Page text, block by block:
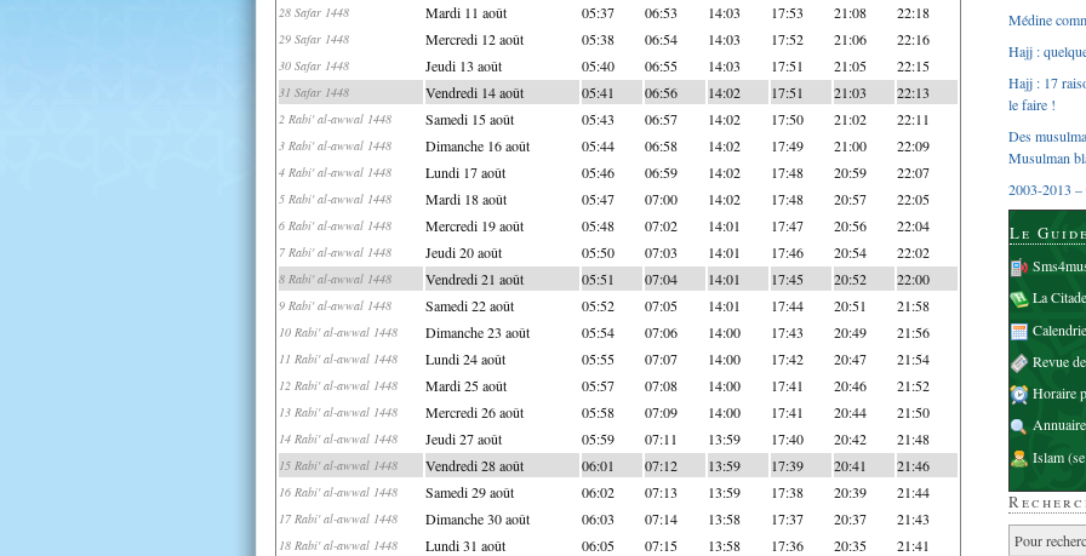
28 Safar 1448 Mardi 11 août 05:37 06:53 14:03 17:53 21:08 22:18
29 Safar 1448 Mercredi 12 août 05:38 06:54 14:03 17:52 21:06 22:16
30 Safar 1448 Jeudi 13 août 05:40 06:55 14:03 17:51 21:05 22:15
31 Safar 1448 Vendredi 14 août 05:41 06:56 14:02 17:51 21:03 22:13
2 Rabi' al-awwal 1448 Samedi 15 août 05:43 06:57 14:02 17:50 21:02 22:11
3 Rabi' al-awwal 1448 Dimanche 16 août 05:44 06:58 14:02 17:49 21:00 22:09
4 Rabi' al-awwal 1448 Lundi 17 août 05:46 06:59 14:02 17:48 20:59 22:07
5 Rabi' al-awwal 1448 Mardi 18 août 05:47 07:00 14:02 17:48 20:57 22:05
6 Rabi' al-awwal 1448 Mercredi 19 août 05:48 07:02 14:01 17:47 20:56 22:04
7 Rabi' al-awwal 1448 Jeudi 20 août 05:50 07:03 14:01 17:46 20:54 22:02
8 Rabi' al-awwal 1448 Vendredi 21 août 05:51 07:04 14:01 17:45 20:52 22:00
9 Rabi' al-awwal 1448 Samedi 22 août 05:52 07:05 14:01 17:44 20:51 21:58
10 Rabi' al-awwal 1448 Dimanche 23 août 05:54 07:06 14:00 17:43 20:49 21:56
11 Rabi' al-awwal 1448 Lundi 24 août 05:55 07:07 14:00 17:42 20:47 21:54
12 Rabi' al-awwal 1448 Mardi 25 août 05:57 07:08 14:00 17:41 20:46 21:52
13 Rabi' al-awwal 1448 Mercredi 26 août 05:58 07:09 14:00 17:41 20:44 21:50
14 Rabi' al-awwal 1448 Jeudi 27 août 05:59 07:11 13:59 17:40 20:42 21:48
15 Rabi' al-awwal 1448 Vendredi 28 août 06:01 07:12 13:59 17:39 20:41 21:46
16 Rabi' al-awwal 1448 Samedi 29 août 06:02 07:13 13:59 17:38 20:39 21:44
17 Rabi' al-awwal 1448 Dimanche 30 août 06:03 07:14 13:58 17:37 20:37 21:43
18 Rabi' al-awwal 1448 Lundi 31 août 06:05 07:15 13:58 17:36 20:35 21:41
Médine
Hajj :
Hajj : 17
le faire !
Des
Musulman
2003-2013 –
Le
La
Revue
Horaire
Islam